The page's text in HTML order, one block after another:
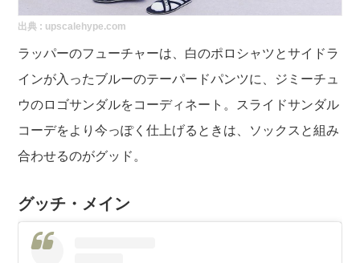
出典 : upscalehype.com
ラッパーのフューチャーは、白のポロシャツとサイドラ
インが入ったブルーのテーパードパンツに、ジミーチュ
ウのロゴサンダルをコーディネート。スライドサンダル
コーデをより今っぽく仕上げるときは、ソックスと組み
合わせるのがグッド。
グッチ・メイン